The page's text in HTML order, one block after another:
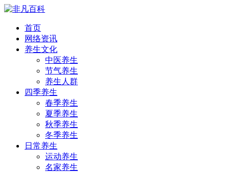
首页
网络资讯
养生文化
中医养生
节气养生
养生人群
四季养生
春季养生
夏季养生
秋季养生
冬季养生
日常养生
运动养生
名家养生